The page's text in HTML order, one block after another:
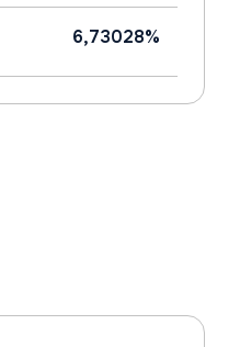
6,73028%